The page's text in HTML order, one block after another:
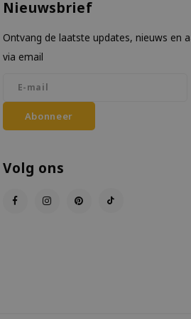
Nieuwsbrief
Ontvang de laatste updates, nieuws en
via email
Abonneer
Volg ons